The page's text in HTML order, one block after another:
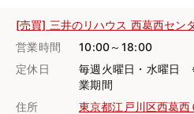
[売買] 三井のリハウス 西葛西セン
営業時間
10:00～18:00
定休日
毎週火曜日・水曜日
業期間
住所
東京都江戸川区西葛